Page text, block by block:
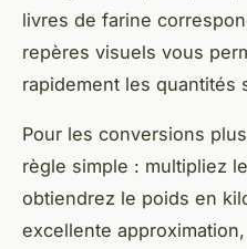
livres de farine
repères visuels vous
rapidement les quantités
Pour les conversions
règle simple : multipliez
obtiendrez le poids en
excellente